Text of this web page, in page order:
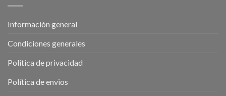
Información general
Condiciones generales
Politica de privacidad
Política de envios